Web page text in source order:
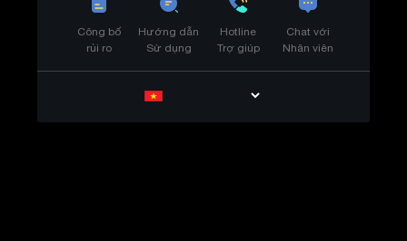
Công bố
rủi ro
Hướng dẫn
Sử dụng
Hotline
Trợ giúp
Chat với
Nhân viên